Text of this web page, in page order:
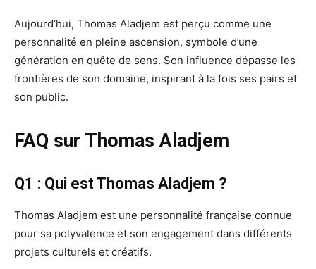
Aujourd’hui, Thomas Aladjem est perçu comme une
personnalité en pleine ascension, symbole d’une
génération en quête de sens. Son influence dépasse les
frontières de son domaine, inspirant à la fois ses pairs et
son public.
FAQ sur Thomas Aladjem
Q1 : Qui est Thomas Aladjem ?
Thomas Aladjem est une personnalité française connue
pour sa polyvalence et son engagement dans différents
projets culturels et créatifs.